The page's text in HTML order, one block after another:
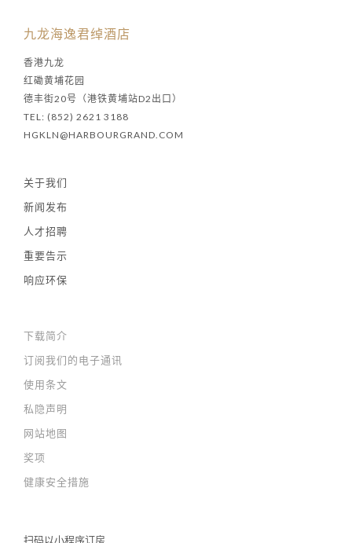
九龙海逸君绰酒店
香港九龙
红磡黄埔花园
德丰街20号（港铁黄埔站D2出口）
TEL: (852) 2621 3188
HGKLN@HARBOURGRAND.COM
关于我们
新闻发布
人才招聘
重要告示
响应环保
下载简介
订阅我们的电子通讯
使用条文
私隐声明
网站地图
奖项
健康安全措施
扫码以小程序订房